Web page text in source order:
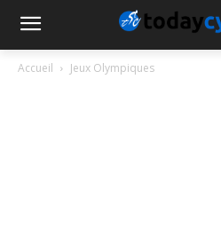
Accueil Jeux Olympiques